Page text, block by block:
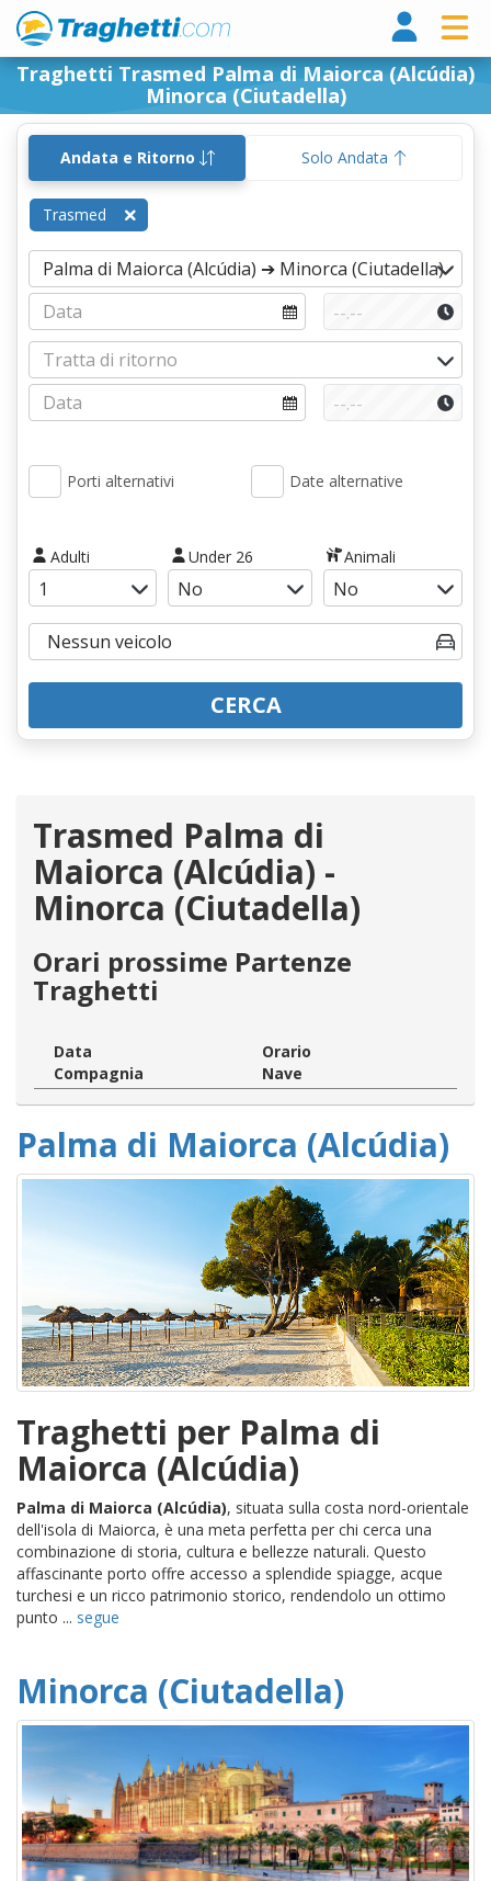
Traghetti Trasmed Palma di Maiorca (Alcúdia)
Minorca (Ciutadella)
Andata e Ritorno Solo Andata
Trasmed
Porti alternativi Date alternative
Adulti Under 26 Animali
CERCA
Trasmed Palma di
Maiorca (Alcúdia) -
Minorca (Ciutadella)
Orari prossime Partenze
Traghetti
Data
Orario
Compagnia
Nave
Palma di Maiorca (Alcúdia)
Traghetti per Palma di
Maiorca (Alcúdia)
Palma di Maiorca (Alcúdia), situata sulla costa nord-orientale
dell'isola di Maiorca, è una meta perfetta per chi cerca una
combinazione di storia, cultura e bellezze naturali. Questo
affascinante porto offre accesso a splendide spiagge, acque
turchesi e un ricco patrimonio storico, rendendolo un ottimo
punto ... segue
Minorca (Ciutadella)